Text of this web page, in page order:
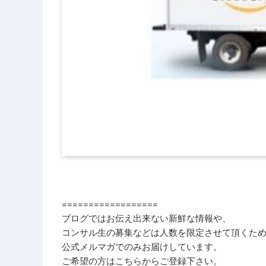
==================
ブログではお伝え出来ない新鮮な情報や、
コンサル生の募集などは人数を限定させて頂くため
公式メルマガでのみお届けしています。
ご希望の方はこちらからご登録下さい。